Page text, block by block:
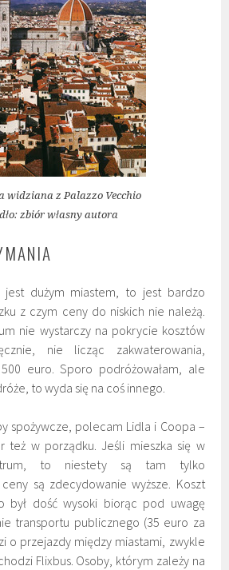
widziana z Palazzo Vecchio
zbiór własny autora
jest dużym miastem, to jest bardzo
z czym ceny do niskich nie należą.
nie wystarczy na pokrycie kosztów
nie licząc zakwaterowania,
euro. Sporo podróżowałam, ale
to wyda się na coś innego.
spożywcze, polecam Lidla i Coopa –
też w porządku. Jeśli mieszka się w
to niestety są tam tylko
są zdecydowanie wyższe. Koszt
był dość wysoki biorąc pod uwagę
transportu publicznego (35 euro za
o przejazdy między miastami, zwykle
Flixbus. Osoby, którym zależy na